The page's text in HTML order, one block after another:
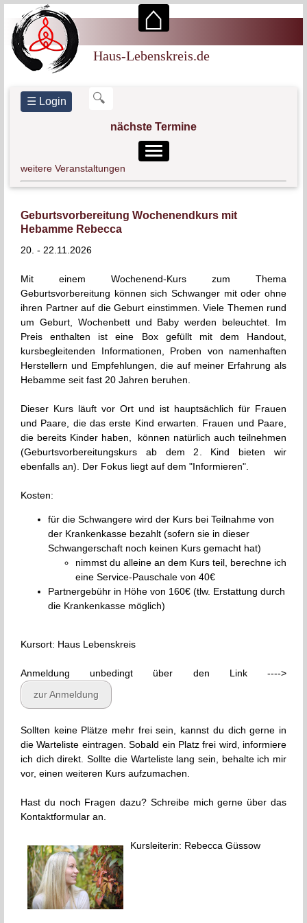
Haus-Lebenskreis.de
⌂
Hebammenpraxis
☰ Login
nächste Termine
18
AUG
Schwangerenschwimmen 08/26
19
AUG
Rebecca Güssow
28
18
SEP
Geburtsvorbereitung Wochenendkurs mit Hebamme
Rebecca
04
NOV
Geburtsvorbereitung ab dem 2. Kind mit Hebamme
Rebecca Güssow
20
NOV
Geburtsvorbereitung Wochenendkurs mit Hebamme
Rebecca
weitere Veranstaltungen
Geburtsvorbereitung Wochenendkurs mit
Hebamme Rebecca
20. - 22.11.2026
Mit einem Wochenend-Kurs zum Thema
Geburtsvorbereitung können sich Schwanger mit oder ohne
ihren Partner auf die Geburt einstimmen. Viele Themen rund
um Geburt, Wochenbett und Baby werden beleuchtet. Im
Preis enthalten ist eine Box gefüllt mit dem Handout,
kursbegleitenden Informationen, Proben von namenhaften
Herstellern und Empfehlungen, die auf meiner Erfahrung als
Hebamme seit fast 20 Jahren beruhen.
Dieser Kurs läuft vor Ort und ist hauptsächlich für Frauen
und Paare, die das erste Kind erwarten. Frauen und Paare,
die bereits Kinder haben, können natürlich auch teilnehmen
(Geburtsvorbereitungskurs ab dem 2. Kind bieten wir
ebenfalls an). Der Fokus liegt auf dem "Informieren".
Kosten:
für die Schwangere wird der Kurs bei Teilnahme von
der Krankenkasse bezahlt (sofern sie in dieser
Schwangerschaft noch keinen Kurs gemacht hat)
nimmst du alleine an dem Kurs teil, berechne ich
eine Service-Pauschale von 40€
Partnergebühr in Höhe von 160€ (tlw. Erstattung durch
die Krankenkasse möglich)
Kursort: Haus Lebenskreis
Anmeldung unbedingt über den Link ---->
zur Anmeldung
Sollten keine Plätze mehr frei sein, kannst du dich gerne in
die Warteliste eintragen. Sobald ein Platz frei wird, informiere
ich dich direkt. Sollte die Warteliste lang sein, behalte ich mir
vor, einen weiteren Kurs aufzumachen.
Hast du noch Fragen dazu? Schreibe mich gerne über das
Kontaktformular an.
Kursleiterin: Rebecca Güssow